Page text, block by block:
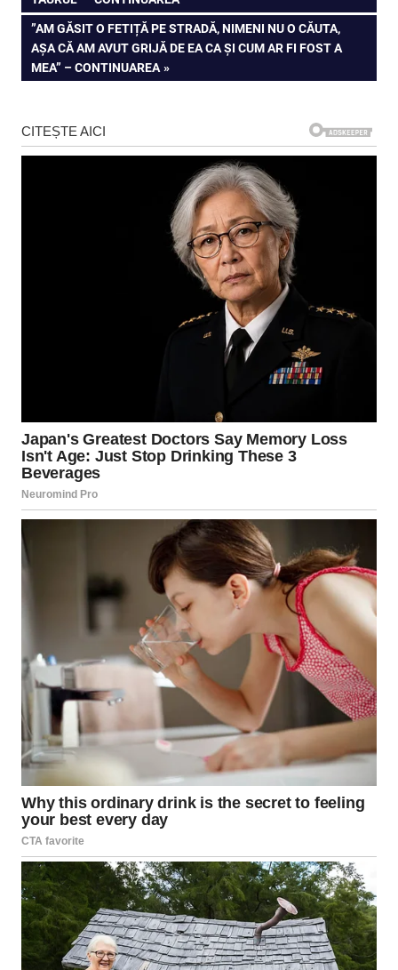
articole
NEXT
POST:
”AM GĂSIT O FETIȚĂ PE STRADĂ, NIMENI NU O CĂUTA,
AȘA CĂ AM AVUT GRIJĂ DE EA CA ȘI CUM AR FI FOST A
MEA” – CONTINUAREA